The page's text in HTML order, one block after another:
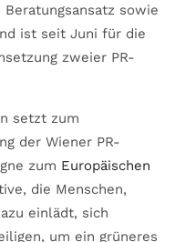
sowie
ist seit Juni für die
zweier PR-
setzt zum
der Wiener PR-
zum Europäischen
die Menschen,
einlädt, sich
um ein grüneres